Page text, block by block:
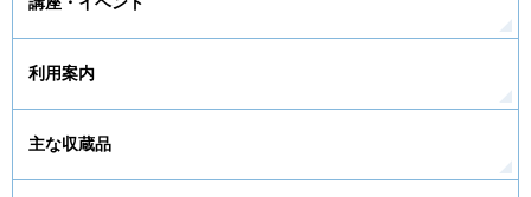
利用案内
主な収蔵品